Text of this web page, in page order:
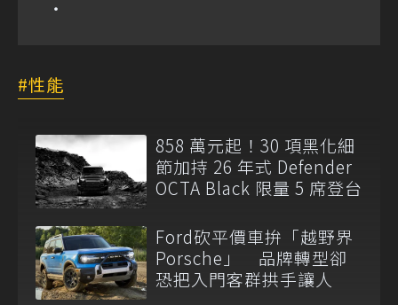
性能
858 萬元起！30 項黑化細
節加持 26 年式 Defender
OCTA Black 限量 5 席登台
Ford砍平價車拚「越野界
Porsche」 品牌轉型卻
恐把入門客群拱手讓人